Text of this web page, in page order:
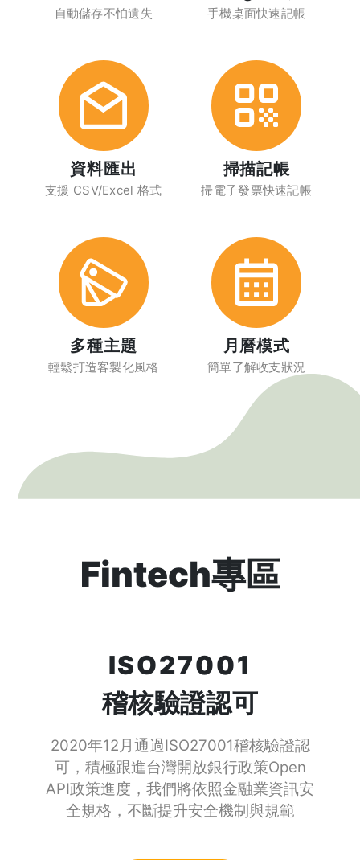
自動儲存不怕遺失 手機桌面快速記帳
資料匯出
支援 CSV/Excel 格式
掃描記帳
掃電子發票快速記帳
多種主題
輕鬆打造客製化風格
月曆模式
簡單了解收支狀況
Fintech專區
ISO27001
稽核驗證認可
2020年12月通過ISO27001稽核驗證認
可，積極跟進台灣開放銀行政策Open
API政策進度，我們將依照金融業資訊安
全規格，不斷提升安全機制與規範